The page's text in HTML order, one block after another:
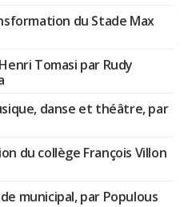
du Stade Max
Tomasi par Rudy
danse et théâtre, par
du collège François Villon
municipal, par Populous